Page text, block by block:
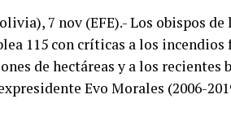
7 nov (EFE).- Los obispos
115 con críticas a los
de hectáreas y a los
Evo Morales (2006-